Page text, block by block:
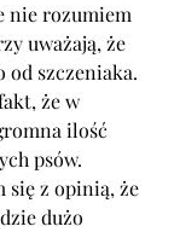
nie rozumiem
uważają, że
od szczeniaka.
że w
ilość
psów.
się z opinią, że
dużo